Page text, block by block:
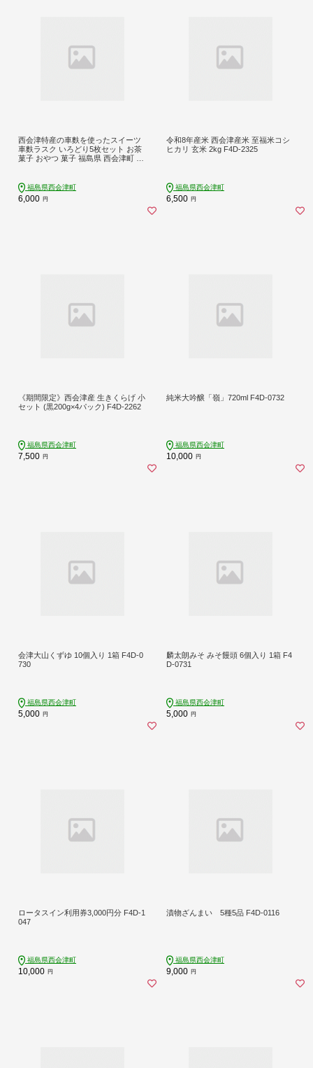
西会津特産の車麩を使ったスイーツ
車麩ラスク いろどり5枚セット お茶
菓子 おやつ 菓子 福島県 西会津町 食
福島県西会津町
6,000 円
令和8年産米 西会津産米 至福米コシ
ヒカリ 玄米 2kg F4D-2325
福島県西会津町
6,500 円
《期間限定》西会津産 生きくらげ 小
セット (黒200g×4パック) F4D-2262
福島県西会津町
7,500 円
純米大吟醸「嶺」720ml F4D-0732
福島県西会津町
10,000 円
会津大山くずゆ 10個入り 1箱 F4D-0
730
福島県西会津町
5,000 円
麟太朗みそ みそ饅頭 6個入り 1箱 F4
D-0731
福島県西会津町
5,000 円
ロータスイン利用券3,000円分 F4D-1
047
福島県西会津町
10,000 円
漬物ざんまい 5種5品 F4D-0116
福島県西会津町
9,000 円